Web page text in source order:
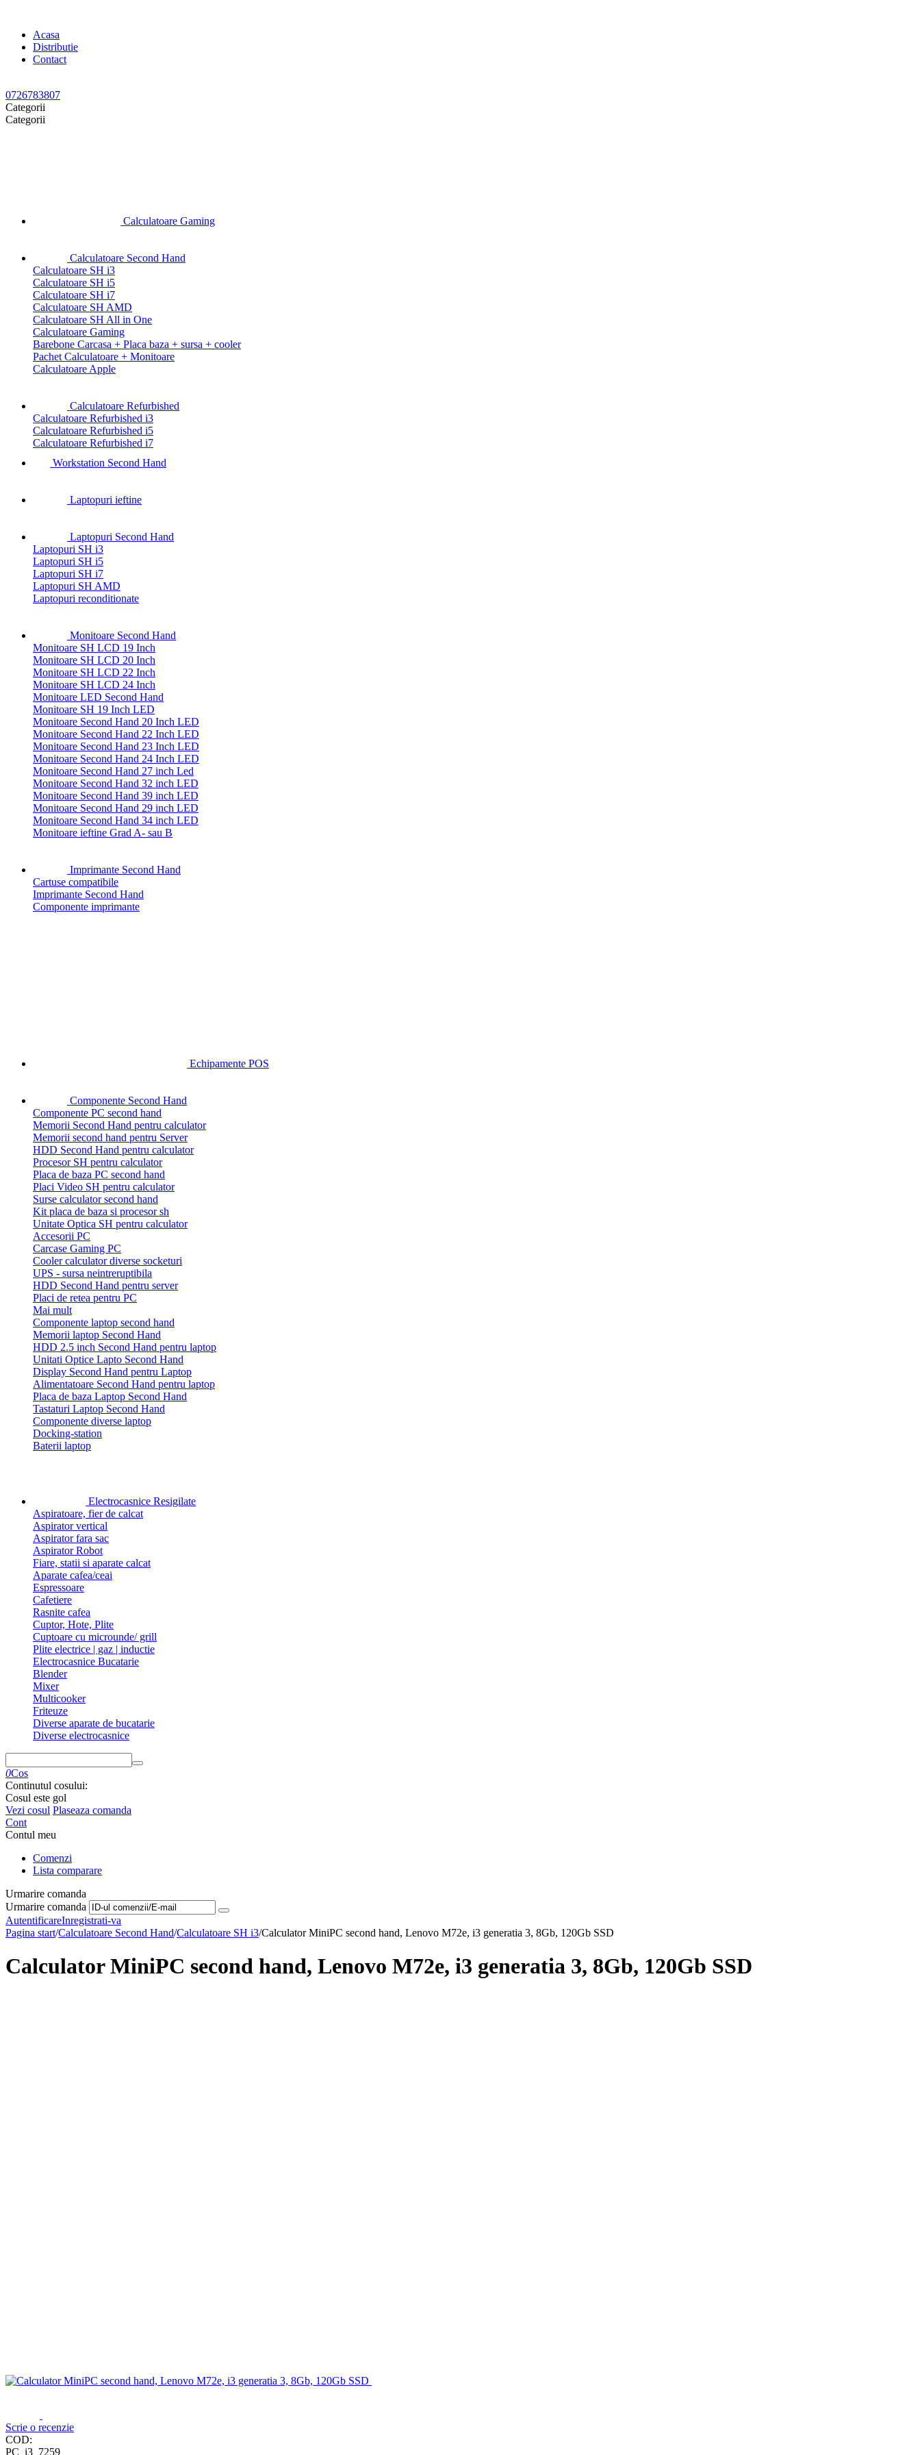
Acasa
Distributie
Contact
0726783807
Categorii
Categorii
Calculatoare Gaming
Calculatoare Second Hand
Calculatoare SH i3
Calculatoare SH i5
Calculatoare SH i7
Calculatoare SH AMD
Calculatoare SH All in One
Calculatoare Gaming
Barebone Carcasa + Placa baza + sursa + cooler
Pachet Calculatoare + Monitoare
Calculatoare Apple
Calculatoare Refurbished
Calculatoare Refurbished i3
Calculatoare Refurbished i5
Calculatoare Refurbished i7
Workstation Second Hand
Laptopuri ieftine
Laptopuri Second Hand
Laptopuri SH i3
Laptopuri SH i5
Laptopuri SH i7
Laptopuri SH AMD
Laptopuri reconditionate
Monitoare Second Hand
Monitoare SH LCD 19 Inch
Monitoare SH LCD 20 Inch
Monitoare SH LCD 22 Inch
Monitoare SH LCD 24 Inch
Monitoare LED Second Hand
Monitoare SH 19 Inch LED
Monitoare Second Hand 20 Inch LED
Monitoare Second Hand 22 Inch LED
Monitoare Second Hand 23 Inch LED
Monitoare Second Hand 24 Inch LED
Monitoare Second Hand 27 inch Led
Monitoare Second Hand 32 inch LED
Monitoare Second Hand 39 inch LED
Monitoare Second Hand 29 inch LED
Monitoare Second Hand 34 inch LED
Monitoare ieftine Grad A- sau B
Imprimante Second Hand
Cartuse compatibile
Imprimante Second Hand
Componente imprimante
Echipamente POS
Componente Second Hand
Componente PC second hand
Memorii Second Hand pentru calculator
Memorii second hand pentru Server
HDD Second Hand pentru calculator
Procesor SH pentru calculator
Placa de baza PC second hand
Placi Video SH pentru calculator
Surse calculator second hand
Kit placa de baza si procesor sh
Unitate Optica SH pentru calculator
Accesorii PC
Carcase Gaming PC
Cooler calculator diverse socketuri
UPS - sursa neintreruptibila
HDD Second Hand pentru server
Placi de retea pentru PC
Mai mult
Componente laptop second hand
Memorii laptop Second Hand
HDD 2.5 inch Second Hand pentru laptop
Unitati Optice Lapto Second Hand
Display Second Hand pentru Laptop
Alimentatoare Second Hand pentru laptop
Placa de baza Laptop Second Hand
Tastaturi Laptop Second Hand
Componente diverse laptop
Docking-station
Baterii laptop
Electrocasnice Resigilate
Aspiratoare, fier de calcat
Aspirator vertical
Aspirator fara sac
Aspirator Robot
Fiare, statii si aparate calcat
Aparate cafea/ceai
Espressoare
Cafetiere
Rasnite cafea
Cuptor, Hote, Plite
Cuptoare cu microunde/ grill
Plite electrice | gaz | inductie
Electrocasnice Bucatarie
Blender
Mixer
Multicooker
Friteuze
Diverse aparate de bucatarie
Diverse electrocasnice
0Cos
Continutul cosului:
Cosul este gol
Vezi cosul Plaseaza comanda
Cont
Contul meu
Comenzi
Lista comparare
Urmarire comanda
Urmarire comanda
AutentificareInregistrati-va
Pagina start/Calculatoare Second Hand/Calculatoare SH i3/Calculator MiniPC second hand, Lenovo M72e, i3 generatia 3, 8Gb, 120Gb SSD
Calculator MiniPC second hand, Lenovo M72e, i3 generatia 3, 8Gb, 120Gb SSD
Scrie o recenzie
COD:
PC_i3_7259